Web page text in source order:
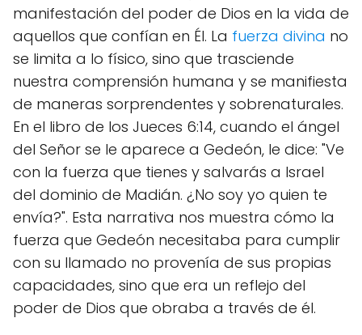
manifestación del poder de Dios en la vida de
aquellos que confían en Él. La fuerza divina no
se limita a lo físico, sino que trasciende
nuestra comprensión humana y se manifiesta
de maneras sorprendentes y sobrenaturales.
En el libro de los Jueces 6:14, cuando el ángel
del Señor se le aparece a Gedeón, le dice: "Ve
con la fuerza que tienes y salvarás a Israel
del dominio de Madián. ¿No soy yo quien te
envía?". Esta narrativa nos muestra cómo la
fuerza que Gedeón necesitaba para cumplir
con su llamado no provenía de sus propias
capacidades, sino que era un reflejo del
poder de Dios que obraba a través de él.